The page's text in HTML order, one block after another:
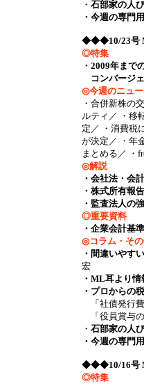
・ 石部家の人
・今週の専門
◆◆◆10/23号
◎特集
・2009年まで
コンバージ
◎今週のニュー
・合併新株の
ルティ／ ・移
定／ ・消費税
が決定／ ・年
まとめる／ ・
◎解説
・会社法・
・株式所有報
・監査法人の
◎重要資料
・企業会計基
◎コラム・そ
・間違いやす
宏
・ML耳より情
・プロからの
「社債発行費
「役員賞与の
・ 石部家の人
・今週の専門
◆◆◆10/16号
◎特集